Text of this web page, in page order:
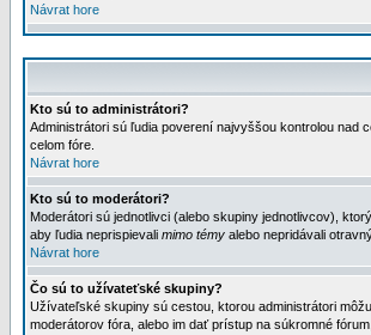
Návrat hore
Kto sú to administrátori?
Administrátori sú ľudia poverení najvyššou kontrolou
celom fóre.
Návrat hore
Kto sú to moderátori?
Moderátori sú jednotlivci (alebo skupiny jednotlivcov),
aby ľudia neprispievali mimo témy alebo nepridávali
Návrat hore
Čo sú to užívateťské skupiny?
Užívateľské skupiny sú cestou, ktorou administrátori
moderátorov fóra, alebo im dať prístup na súkromné